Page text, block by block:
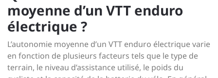
moyenne d’un VTT enduro
électrique ?
L’autonomie moyenne d’un VTT enduro électrique varie
en fonction de plusieurs facteurs tels que le type de
terrain, le niveau d’assistance utilisé, le poids du